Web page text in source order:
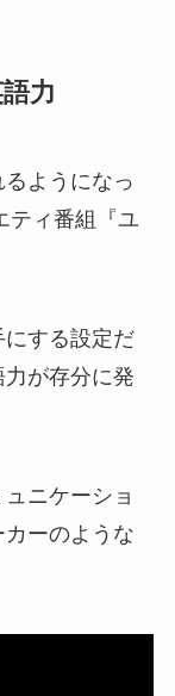
力
ようになっ
ティ番組『ユ
する設定だ
が存分に発
ニケーショ
ーのような